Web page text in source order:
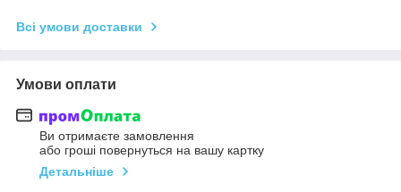
Всі умови доставки
Умови оплати
Ви отримаєте замовлення
або гроші повернуться на вашу картку
Детальніше